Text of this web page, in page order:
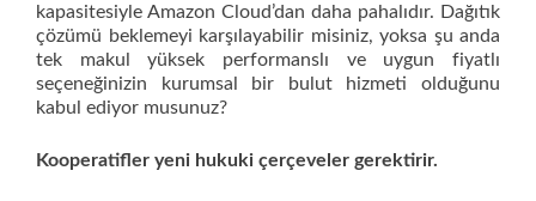
kapasitesiyle Amazon Cloud’dan daha pahalıdır. Dağıtık
çözümü beklemeyi karşılayabilir misiniz, yoksa şu anda
tek makul yüksek performanslı ve uygun fiyatlı
seçeneğinizin kurumsal bir bulut hizmeti olduğunu
kabul ediyor musunuz?
Kooperatifler yeni hukuki çerçeveler gerektirir.